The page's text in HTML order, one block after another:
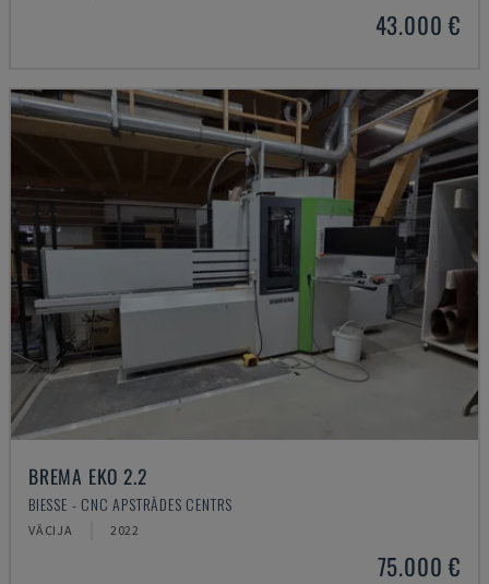
43.000 €
BREMA EKO 2.2
BIESSE - CNC APSTRĀDES CENTRS
VĀCIJA 2022
75.000 €